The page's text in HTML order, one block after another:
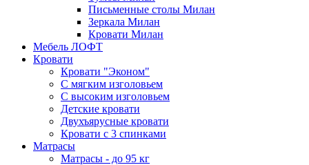
Письменные столы Милан
Зеркала Милан
Кровати Милан
Мебель ЛОФТ
Кровати
Кровати "Эконом"
С мягким изголовьем
С высоким изголовьем
Детские кровати
Двухъярусные кровати
Кровати с 3 спинками
Матрасы
Матрасы - до 95 кг